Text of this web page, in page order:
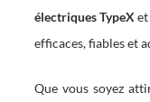
électriquesTypeX et
efficaces, fiables et
Que vous soyez